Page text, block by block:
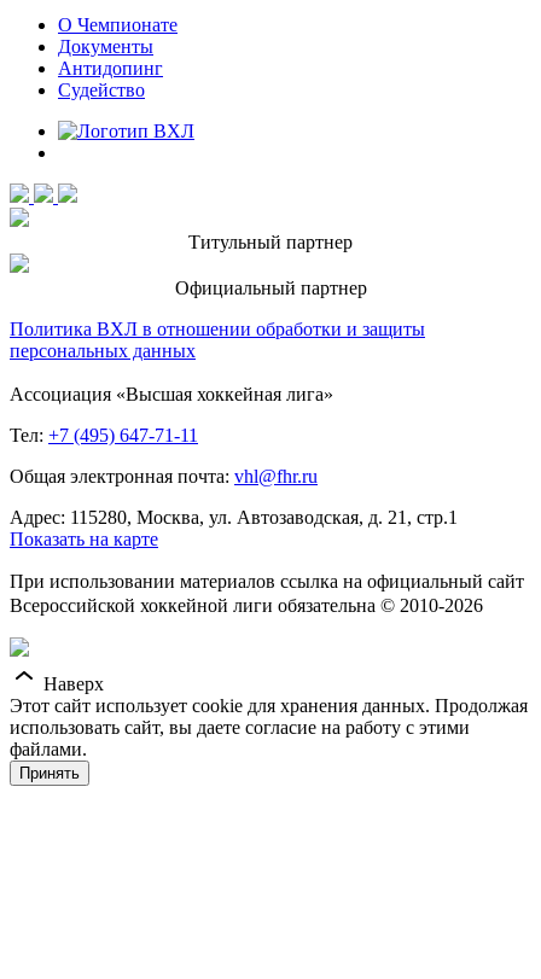
О Чемпионате
Документы
Антидопинг
Судейство
Титульный партнер
Официальный партнер
Политика ВХЛ в отношении обработки и защиты
персональных данных
Ассоциация «Высшая хоккейная лига»
Тел: +7 (495) 647-71-11
Общая электронная почта: vhl@fhr.ru
Адрес: 115280, Москва, ул. Автозаводская, д. 21, стр.1
Показать на карте
При использовании материалов ссылка на официальный сайт
Всероссийской хоккейной лиги обязательна © 2010-2026
Наверх
Этот сайт использует cookie для хранения данных. Продолжая
использовать сайт, вы даете согласие на работу с этими
файлами.
Принять